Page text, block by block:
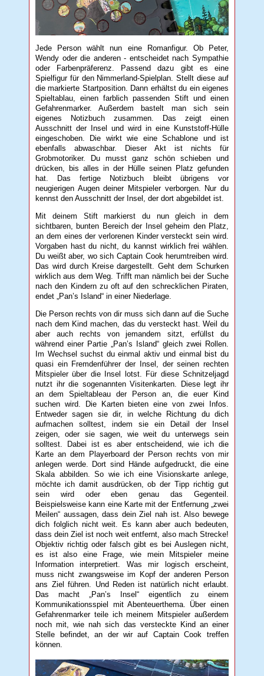
Jede Person wählt nun eine Romanfigur. Ob Peter,
Wendy oder die anderen - entscheidet nach Sympathie
oder Farbenpräferenz. Passend dazu gibt es eine
Spielfigur für den Nimmerland-Spielplan. Stellt diese auf
die markierte Startposition. Dann erhältst du ein eigenes
Spieltablau, einen farblich passenden Stift und einen
Gefahrenmarker. Außerdem bastelt man sich sein
eigenes Notizbuch zusammen. Das zeigt einen
Ausschnitt der Insel und wird in eine Kunststoff-Hülle
eingeschoben. Die wirkt wie eine Schablone und ist
ebenfalls abwaschbar. Dieser Akt ist nichts für
Grobmotoriker. Du musst ganz schön schieben und
drücken, bis alles in der Hülle seinen Platz gefunden
hat. Das fertige Notizbuch bleibt übrigens vor
neugierigen Augen deiner Mitspieler verborgen. Nur du
kennst den Ausschnitt der Insel, der dort abgebildet ist.
Mit deinem Stift markierst du nun gleich in dem
sichtbaren, bunten Bereich der Insel geheim den Platz,
an dem eines der verlorenen Kinder versteckt sein wird.
Vorgaben hast du nicht, du kannst wirklich frei wählen.
Du weißt aber, wo sich Captain Cook herumtreiben wird.
Das wird durch Kreise dargestellt. Geht dem Schurken
wirklich aus dem Weg. Trifft man nämlich bei der Suche
nach den Kindern zu oft auf den schrecklichen Piraten,
endet „Pan’s Island“ in einer Niederlage.
Die Person rechts von dir muss sich dann auf die Suche
nach dem Kind machen, das du versteckt hast. Weil du
aber auch rechts von jemandem sitzt, erfüllst du
während einer Partie „Pan’s Island“ gleich zwei Rollen.
Im Wechsel suchst du einmal aktiv und einmal bist du
quasi ein Fremdenführer der Insel, der seinen rechten
Mitspieler über die Insel lotst. Für diese Schnitzeljagd
nutzt ihr die sogenannten Visitenkarten. Diese legt ihr
an dem Spieltableau der Person an, die euer Kind
suchen wird. Die Karten bieten eine von zwei Infos.
Entweder sagen sie dir, in welche Richtung du dich
aufmachen solltest, indem sie ein Detail der Insel
zeigen, oder sie sagen, wie weit du unterwegs sein
solltest. Dabei ist es aber entscheidend, wie ich die
Karte an dem Playerboard der Person rechts von mir
anlegen werde. Dort sind Hände aufgedruckt, die eine
Skala abbilden. So wie ich eine Visionskarte anlege,
möchte ich damit ausdrücken, ob der Tipp richtig gut
sein wird oder eben genau das Gegenteil.
Beispielsweise kann eine Karte mit der Entfernung „zwei
Meilen“ aussagen, dass dein Ziel nah ist. Also bewege
dich folglich nicht weit. Es kann aber auch bedeuten,
dass dein Ziel ist noch weit entfernt, also mach Strecke!
Objektiv richtig oder falsch gibt es bei Auslegen nicht,
es ist also eine Frage, wie mein Mitspieler meine
Information interpretiert. Was mir logisch erscheint,
muss nicht zwangsweise im Kopf der anderen Person
ans Ziel führen. Und Reden ist natürlich nicht erlaubt.
Das macht „Pan’s Insel“ eigentlich zu einem
Kommunikationsspiel mit Abenteuerthema. Über einen
Gefahrenmarker teile ich meinem Mitspieler außerdem
noch mit, wie nah sich das versteckte Kind an einer
Stelle befindet, an der wir auf Captain Cook treffen
können.